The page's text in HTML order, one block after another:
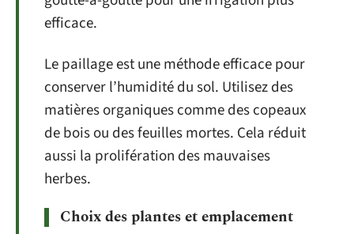
efficace.
Le paillage est une méthode efficace pour
conserver l’humidité du sol. Utilisez des
matières organiques comme des copeaux
de bois ou des feuilles mortes. Cela réduit
aussi la prolifération des mauvaises
herbes.
Choix des plantes et emplacement